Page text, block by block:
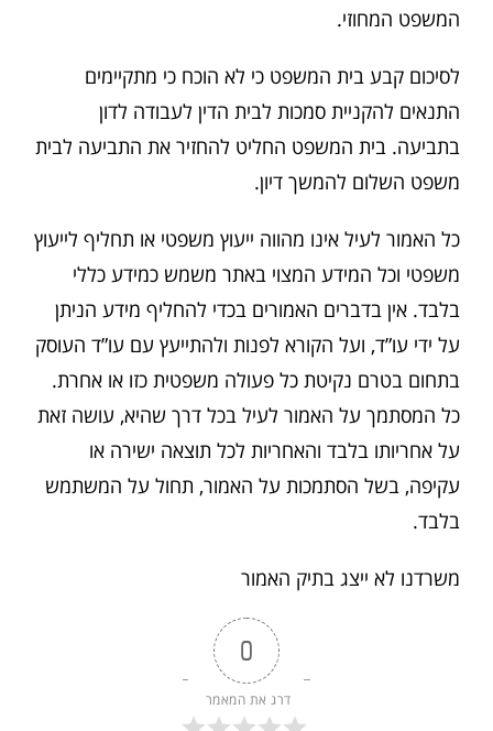
המשפט המחוזי.
לסיכום קבע בית המשפט כי לא הוכח כי מתקיימים
התנאים להקניית סמכות לבית הדין לעבודה לדון
בתביעה. בית המשפט החליט להחזיר את התביעה לבית
משפט השלום להמשך דיון.
כל האמור לעיל אינו מהווה ייעוץ משפטי או תחליף לייעוץ
משפטי וכל המידע המצוי באתר משמש כמידע כללי
בלבד. אין בדברים האמורים בכדי להחליף מידע הניתן
על ידי עו”ד, ועל הקורא לפנות ולהתייעץ עם עו”ד העוסק
בתחום בטרם נקיטת כל פעולה משפטית כזו או אחרת.
כל המסתמך על האמור לעיל בכל דרך שהיא, עושה זאת
על אחריותו בלבד והאחריות לכל תוצאה ישירה או
עקיפה, בשל הסתמכות על האמור, תחול על המשתמש
בלבד.
משרדנו לא ייצג בתיק האמור
0
דרג את המאמר